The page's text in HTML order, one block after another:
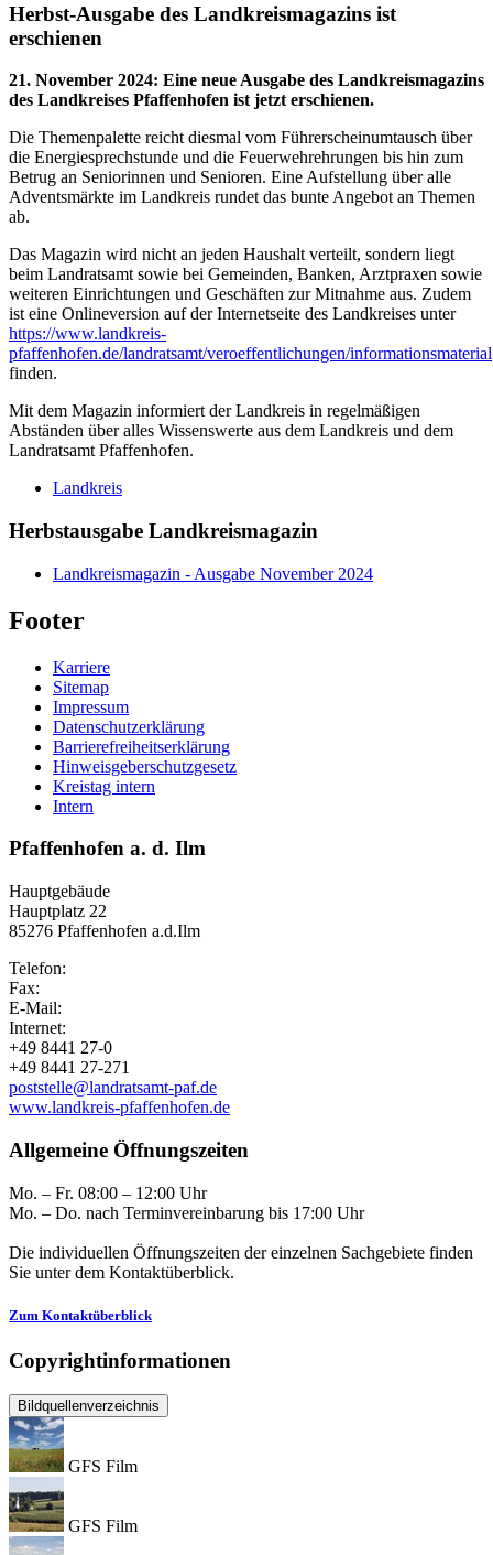
Herbst-Ausgabe des Landkreismagazins ist
erschienen
21. November 2024: Eine neue Ausgabe des Landkreismagazins
des Landkreises Pfaffenhofen ist jetzt erschienen.
Die Themenpalette reicht diesmal vom Führerscheinumtausch über
die Energiesprechstunde und die Feuerwehrehrungen bis hin zum
Betrug an Seniorinnen und Senioren. Eine Aufstellung über alle
Adventsmärkte im Landkreis rundet das bunte Angebot an Themen
ab.
Das Magazin wird nicht an jeden Haushalt verteilt, sondern liegt
beim Landratsamt sowie bei Gemeinden, Banken, Arztpraxen sowie
weiteren Einrichtungen und Geschäften zur Mitnahme aus. Zudem
ist eine Onlineversion auf der Internetseite des Landkreises unter
https://www.landkreis-
pfaffenhofen.de/landratsamt/veroeffentlichungen/informationsmaterial
finden.
Mit dem Magazin informiert der Landkreis in regelmäßigen
Abständen über alles Wissenswerte aus dem Landkreis und dem
Landratsamt Pfaffenhofen.
Landkreis
Herbstausgabe Landkreismagazin
Landkreismagazin - Ausgabe November 2024
Footer
Karriere
Sitemap
Impressum
Datenschutzerklärung
Barrierefreiheitserklärung
Hinweisgeberschutzgesetz
Kreistag intern
Intern
Pfaffenhofen a. d. Ilm
Hauptgebäude
Hauptplatz 22
85276 Pfaffenhofen a.d.Ilm
Telefon:
Fax:
E-Mail:
Internet:
+49 8441 27-0
+49 8441 27-271
poststelle@landratsamt-paf.de
www.landkreis-pfaffenhofen.de
Allgemeine Öffnungszeiten
Mo. – Fr. 08:00 – 12:00 Uhr
Mo. – Do. nach Terminvereinbarung bis 17:00 Uhr
Die individuellen Öffnungszeiten der einzelnen Sachgebiete finden
Sie unter dem Kontaktüberblick.
Zum Kontaktüberblick
Copyrightinformationen
Bildquellenverzeichnis
GFS Film
GFS Film